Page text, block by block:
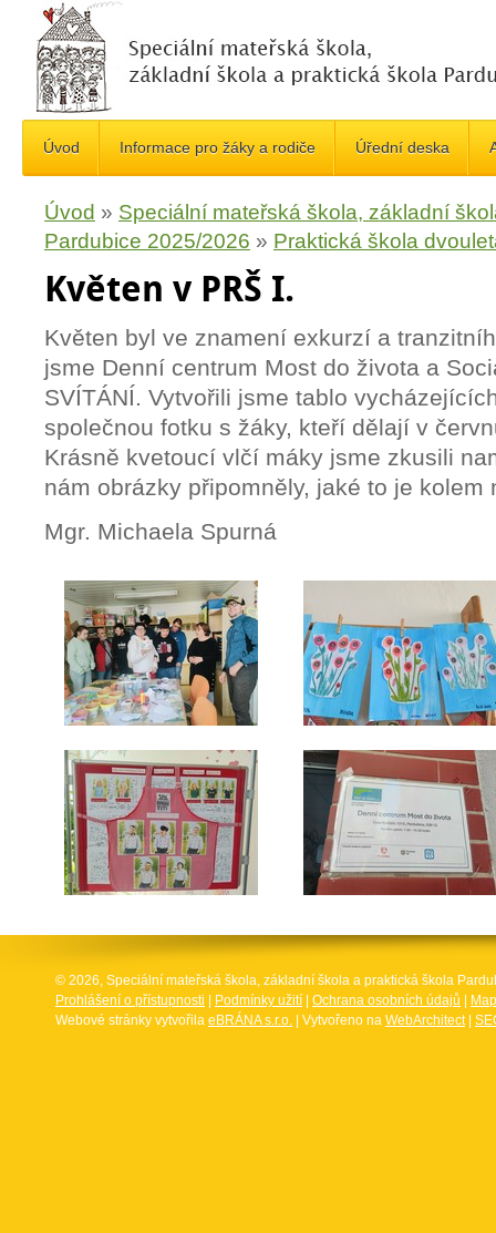
Úvod Informace pro žáky a rodiče Úřední deska
Úvod » Speciální mateřská škola, základní
Pardubice 2025/2026 » Praktická škola
Květen v PRŠ I.
Květen byl ve znamení exkurzí a
jsme Denní centrum Most do života a
SVÍTÁNÍ. Vytvořili jsme tablo
společnou fotku s žáky, kteří dělají v
Krásně kvetoucí vlčí máky jsme zkusili
nám obrázky připomněly, jaké to je kolem
Mgr. Michaela Spurná
© 2026, Speciální mateřská škola, základní škola a praktická škola
Prohlášení o přístupnosti
Podmínky užití Ochrana osobních údajů
Webové stránky vytvořila eBRÁNA s.r.o. | Vytvořeno na WebArchitect|